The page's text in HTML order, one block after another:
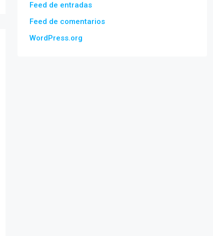
Feed de entradas
Feed de comentarios
WordPress.org